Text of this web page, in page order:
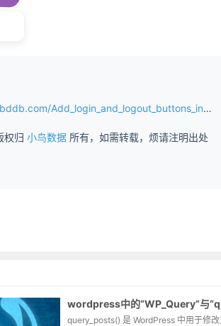
权归 小鸟数据 所有，如需转载，烦请注明出处
query_posts() 是 WordPress 中用于修